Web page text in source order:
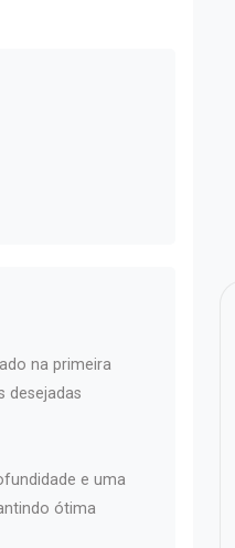
na primeira
desejadas
e uma
ótima